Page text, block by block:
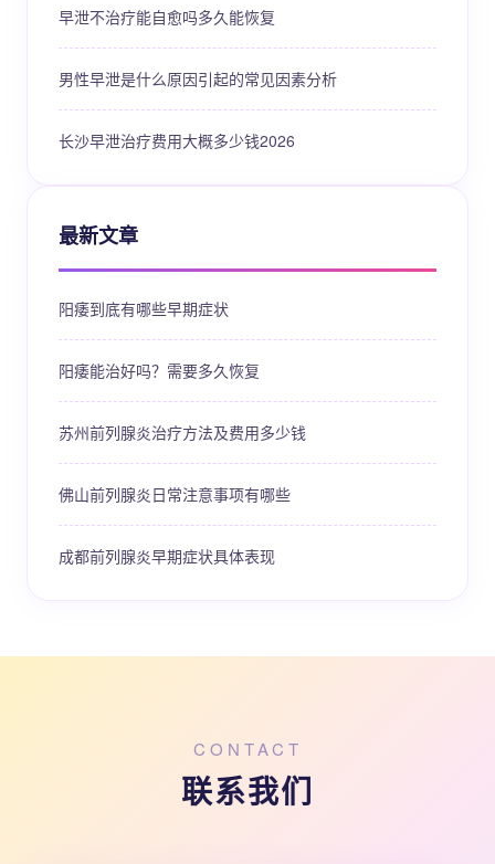
早泄不治疗能自愈吗多久能恢复
男性早泄是什么原因引起的常见因素分析
长沙早泄治疗费用大概多少钱2026
最新文章
阳痿到底有哪些早期症状
阳痿能治好吗？需要多久恢复
苏州前列腺炎治疗方法及费用多少钱
佛山前列腺炎日常注意事项有哪些
成都前列腺炎早期症状具体表现
CONTACT
联系我们